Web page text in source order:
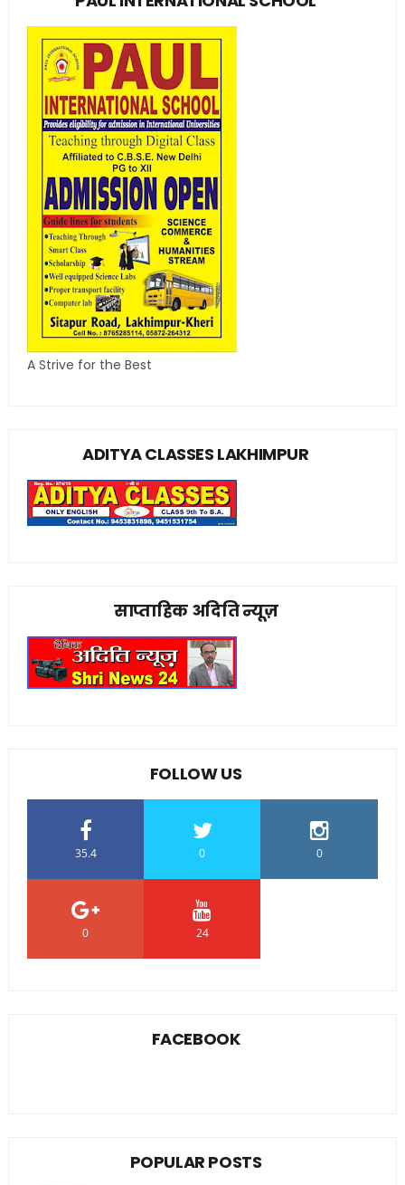
A Strive for the Best
ADITYA CLASSES LAKHIMPUR
साप्ताहिक अदिति न्यूज़
FOLLOW US
35.4 0 0
0 24
FACEBOOK
POPULAR POSTS